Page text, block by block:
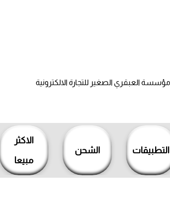
التطبيقات الشحن
الاكثر
مبيعا